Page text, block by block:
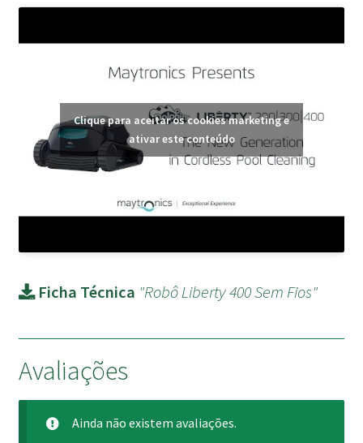
Clique para aceitar os cookies marketing e
ativar este conteúdo
Ficha Técnica "Robô Liberty 400 Sem Fios"
Avaliações
Ainda não existem avaliações.